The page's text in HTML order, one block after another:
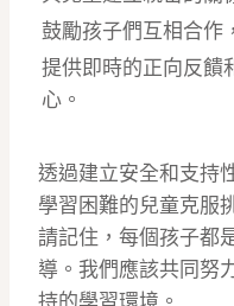
鼓勵孩子們互相合作
提供即時的正向反饋
心。
透過建立安全和支持
學習困難的兒童克服
請記住，每個孩子都
導。我們應該共同努